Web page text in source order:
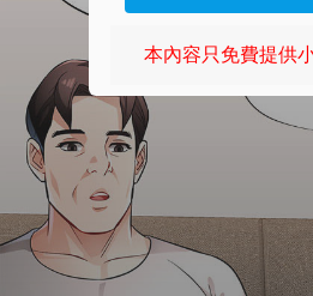
本內容只免費提供